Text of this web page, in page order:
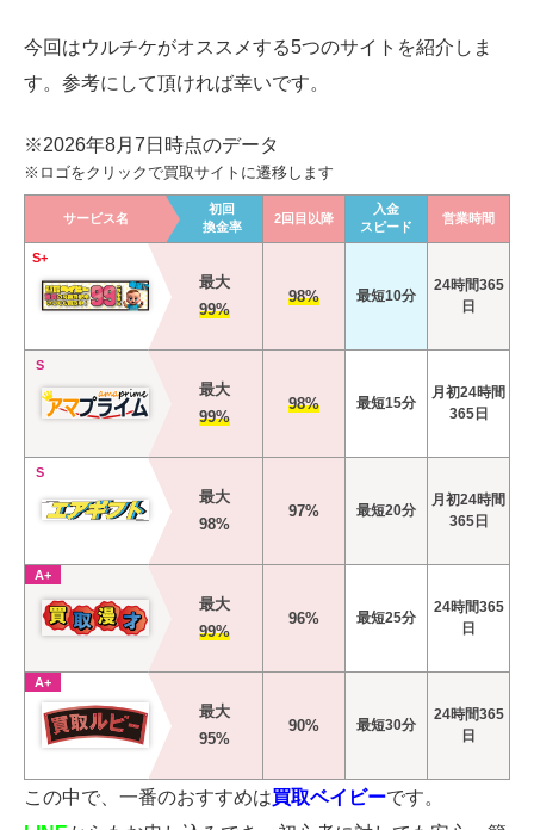
今回はウルチケがオススメする5つのサイトを紹介しま
す。参考にして頂ければ幸いです。
※2026年8月7日時点のデータ
※ロゴをクリックで買取サイトに遷移します
サービス名
初回
換金率
2回目以降
入金
スピード
営業時間
S+
最大
99%
98% 最短10分
24時間365
日
S
最大
99%
98% 最短15分
月初24時間
365日
S
最大
98%
97% 最短20分
月初24時間
365日
A+
最大
99%
96% 最短25分
24時間365
日
A+
最大
95%
90% 最短30分
24時間365
日
この中で、一番のおすすめは買取ベイビーです。